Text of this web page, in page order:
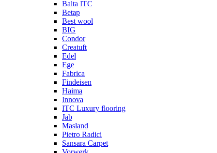
Balta ITC
Betap
Best wool
BIG
Condor
Creatuft
Edel
Ege
Fabrica
Findeisen
Haima
Innova
ITC Luxury flooring
Jab
Masland
Pietro Radici
Sansara Carpet